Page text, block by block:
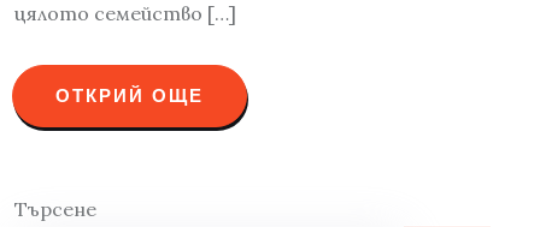
цялото семейство […]
ОТКРИЙ ОЩЕ
Търсене